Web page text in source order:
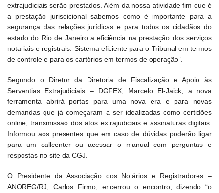
extrajudiciais serão prestados. Além da nossa atividade fim que é
a prestação jurisdicional sabemos como é importante para a
segurança das relações jurídicas e para todos os cidadãos do
estado do Rio de Janeiro a eficiência na prestação dos serviços
notariais e registrais. Sistema eficiente para o Tribunal em termos
de controle e para os cartórios em termos de operação”.
Segundo o Diretor da Diretoria de Fiscalização e Apoio às
Serventias Extrajudiciais – DGFEX, Marcelo El-Jaick, a nova
ferramenta abrirá portas para uma nova era e para novas
demandas que já começaram a ser idealizadas como certidões
online, transmissão dos atos extrajudiciais e assinaturas digitais.
Informou aos presentes que em caso de dúvidas poderão ligar
para um callcenter ou acessar o manual com perguntas e
respostas no site da CGJ.
O Presidente da Associação dos Notários e Registradores –
ANOREG/RJ, Carlos Firmo, encerrou o encontro, dizendo “o